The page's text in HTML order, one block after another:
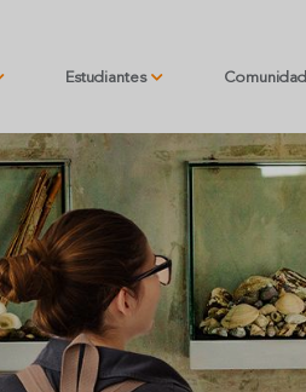
Estudiantes Comunidad